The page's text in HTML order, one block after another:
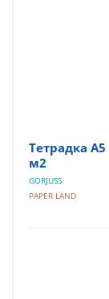
Тетрадка
м2
GORJUSS
PAPER LAND